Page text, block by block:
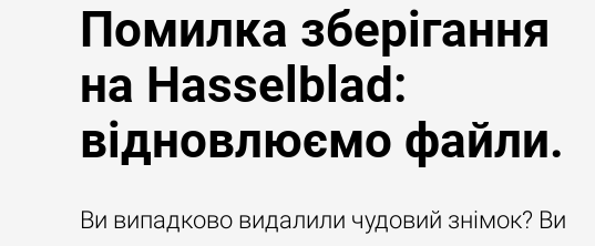
Помилка зберігання
на Hasselblad:
відновлюємо файли.
Ви випадково видалили чудовий знімок? Ви